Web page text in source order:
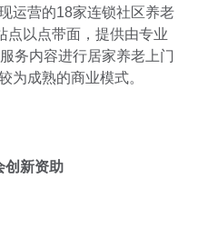
运营的18家连锁社区养老
点以点带面，提供由专业
务内容进行居家养老上门
为成熟的商业模式。
创新资助